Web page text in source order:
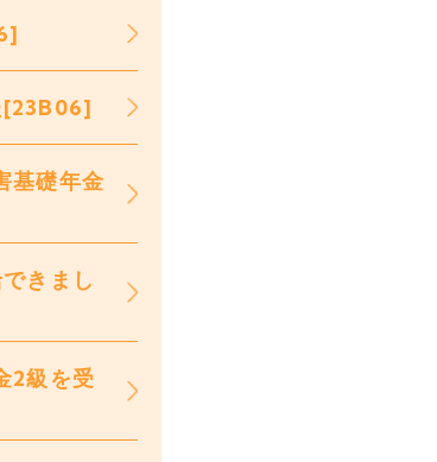
[23B06]
基礎年金
きまし
2級を受